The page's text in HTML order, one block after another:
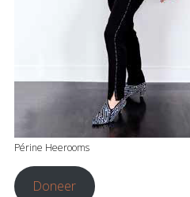
Périne Heerooms
Doneer